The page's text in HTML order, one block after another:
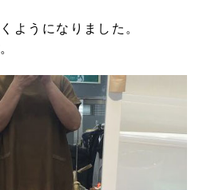
ようになりました。